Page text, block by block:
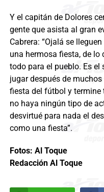
Y el capitán de Dolores
gente que asista al gran
Cabrera: “Ojalá se
una hermosa fiesta, de lo
todo para el pueblo. Es el
jugar después de
fiesta del fútbol y termine
no haya ningún tipo de
desvirtué para nada el
como una fiesta”.
Fotos: Al Toque
Redacción Al Toque